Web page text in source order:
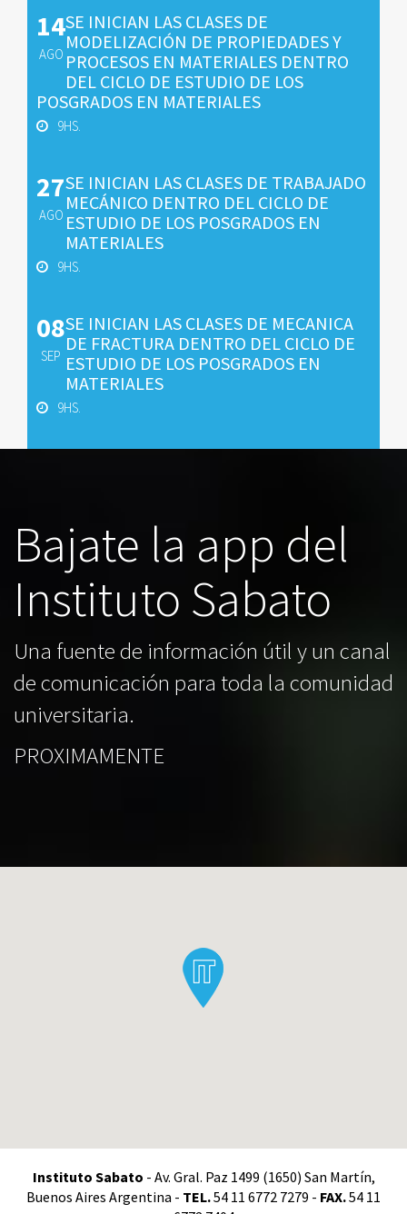
14
AGO
SE INICIAN LAS CLASES DE
MODELIZACIÓN DE PROPIEDADES Y
PROCESOS EN MATERIALES DENTRO
DEL CICLO DE ESTUDIO DE LOS
POSGRADOS EN MATERIALES
9HS.
27
AGO
SE INICIAN LAS CLASES DE TRABAJADO
MECÁNICO DENTRO DEL CICLO DE
ESTUDIO DE LOS POSGRADOS EN
MATERIALES
9HS.
08
SEP
SE INICIAN LAS CLASES DE MECANICA
DE FRACTURA DENTRO DEL CICLO DE
ESTUDIO DE LOS POSGRADOS EN
MATERIALES
9HS.
Bajate la app del
Instituto Sabato
Una fuente de información útil y un canal
de comunicación para toda la comunidad
universitaria.
PROXIMAMENTE
Instituto Sabato - Av. Gral. Paz 1499 (1650) San Martín,
Buenos Aires Argentina - TEL.54 11 6772 7279 - FAX.54 11